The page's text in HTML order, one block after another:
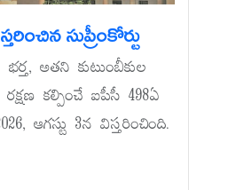
సుప్రీంకోర్టు
అతని కుటుంబీకుల
రక్షణ కల్పించే ఐపీసీ 498ఏ
ఆగస్టు 3న విస్తరించింది.